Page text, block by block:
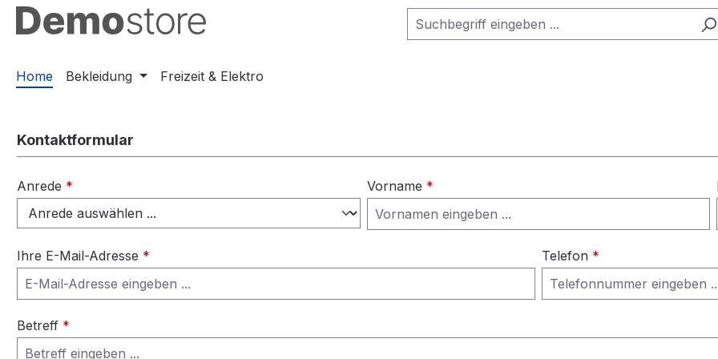
Zur Hauptnavigation springen
Home Bekleidung Freizeit & Elektro
Kontaktformular
Anrede * Vorname *
Ihre E-Mail-Adresse * Telefon *
Betreff *